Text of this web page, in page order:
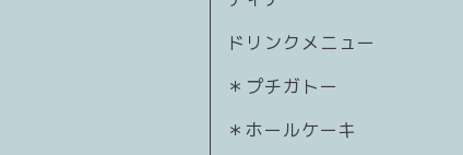
ドリンクメニュー
＊プチガトー
＊ホールケーキ